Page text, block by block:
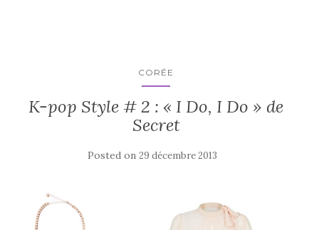
CORÉE
K-pop Style # 2 : « I Do, I Do » de
Secret
Posted on 29 décembre 2013